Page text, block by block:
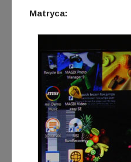
Matryca: